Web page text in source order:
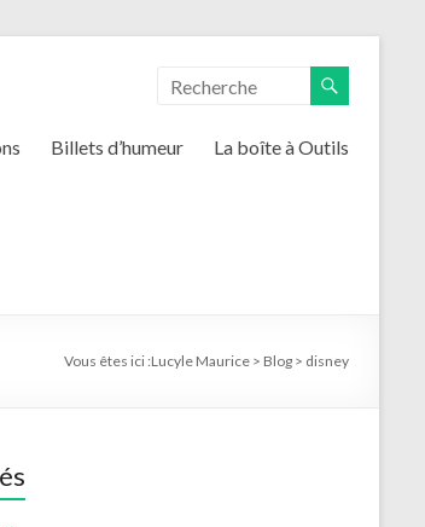
Billets d’humeur La boîte à Outils
Vous êtes ici :Lucyle Maurice > Blog > disney